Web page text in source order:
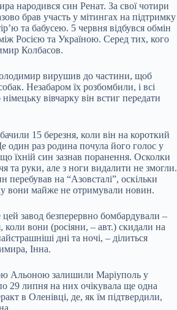
народився син Ренат. За свої чотири
брав участь у мітингах на підтримку
та бабусею. 5 червня відбувся обмін
Росією та Україною. Серед тих, кого
Колбасов.
вирушив до частини, щоб
Незабаром їх розбомбили, і всі
вівчарку він встиг передати
15 березня, коли він на короткий
один раз родина почула його голос у
що їхній син зазнав поранення. Осколки
та руки, але з ноги видалити не змогли.
перебував на “Азовсталі”, оскільки
вони майже не отримували новин.
завод безперервно бомбардували –
коли вони (росіяни, – авт.) скидали на
дні та ночі, – ділиться
Інна.
Альоною залишили Маріуполь у
29 липня на них очікувала ще одна
в Оленівці, де, як їм підтвердили,